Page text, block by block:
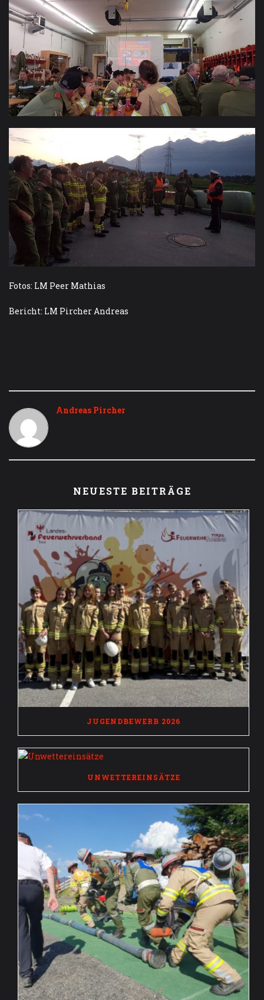
Fotos: LM Peer Mathias
Bericht: LM Pircher Andreas
Andreas Pircher
NEUESTE BEITRÄGE
JUGENDBEWERB 2026
UNWETTEREINSÄTZE